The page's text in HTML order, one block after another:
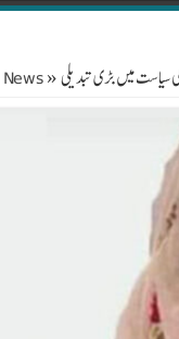
News»سیاست میں بڑی تبدیلی